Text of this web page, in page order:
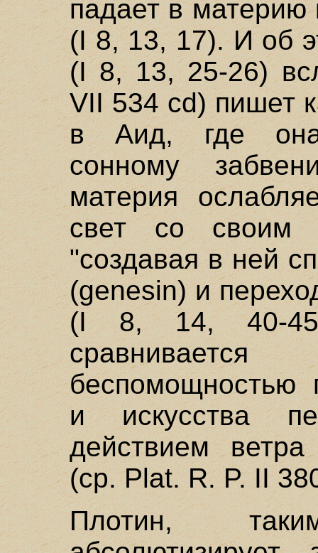
падает в материю
(I 8, 13, 17). И об
(I 8, 13, 25-26)
VII 534 cd) пишет
в Аид, где
сонному
материя
свет со своим
"создавая в ней
(genesin) и
(I 8, 14, 40-
беспомощностью
и искусства
действием
(ср. Plat. R. P. II
Плотин,